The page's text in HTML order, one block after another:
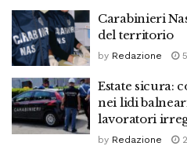
Carabinieri
del territorio
by Redazione 5
Estate sicura:
nei lidi
lavoratori
by Redazione